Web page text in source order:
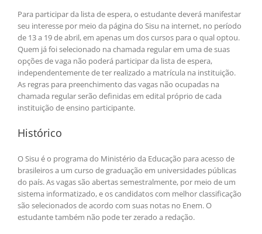
Para participar da lista de espera, o estudante deverá manifestar
seu interesse por meio da página do Sisu na internet, no período
de 13 a 19 de abril, em apenas um dos cursos para o qual optou.
Quem já foi selecionado na chamada regular em uma de suas
opções de vaga não poderá participar da lista de espera,
independentemente de ter realizado a matrícula na instituição.
As regras para preenchimento das vagas não ocupadas na
chamada regular serão definidas em edital próprio de cada
instituição de ensino participante.
Histórico
O Sisu é o programa do Ministério da Educação para acesso de
brasileiros a um curso de graduação em universidades públicas
do país. As vagas são abertas semestralmente, por meio de um
sistema informatizado, e os candidatos com melhor classificação
são selecionados de acordo com suas notas no Enem. O
estudante também não pode ter zerado a redação.